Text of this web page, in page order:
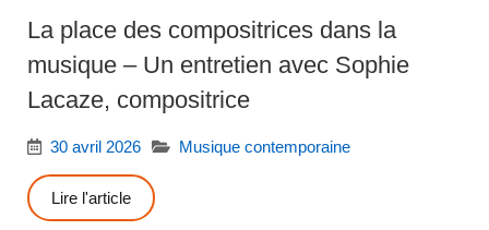
La place des compositrices dans la
musique – Un entretien avec Sophie
Lacaze, compositrice
30 avril 2026 Musique contemporaine
Lire l'article